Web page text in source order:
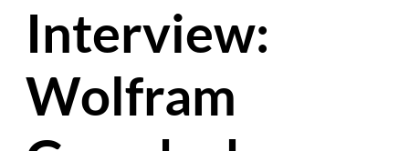
Interview:
Wolfram